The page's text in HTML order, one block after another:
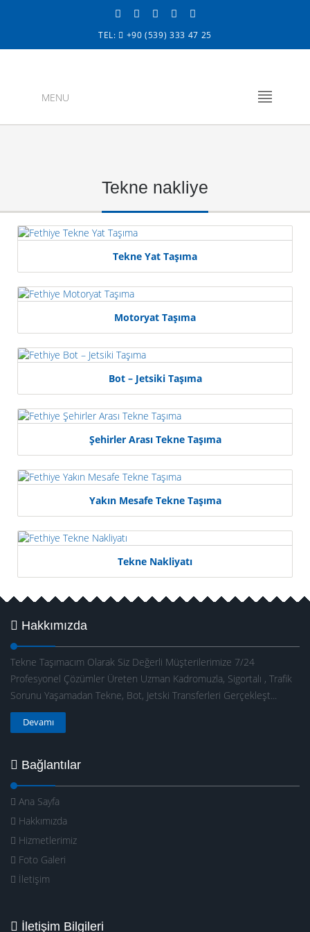
TEL: +90 (539) 333 47 25
MENU
Tekne nakliye
Tekne Yat Taşıma
Motoryat Taşıma
Bot – Jetsiki Taşıma
Şehirler Arası Tekne Taşıma
Yakın Mesafe Tekne Taşıma
Tekne Nakliyatı
Hakkımızda
Tekne Taşımacım Olarak Siz Değerli Müşterilerimize 7/24
Profesyonel Çözümler Üreten Uzman Kadromuzla, Sigortalı , Trafik
Sorunu Yaşamadan Tekne, Bot, Jetski Transferleri Gerçekleşt...
Devamı
Bağlantılar
Ana Sayfa
Hakkımızda
Hizmetlerimiz
Foto Galeri
İletişim
İletişim Bilgileri